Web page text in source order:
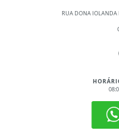
RUA DONA IOLANDA